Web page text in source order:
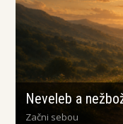
Neveleb a
Začni sebou